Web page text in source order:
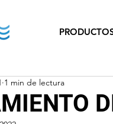
1 min de lectura